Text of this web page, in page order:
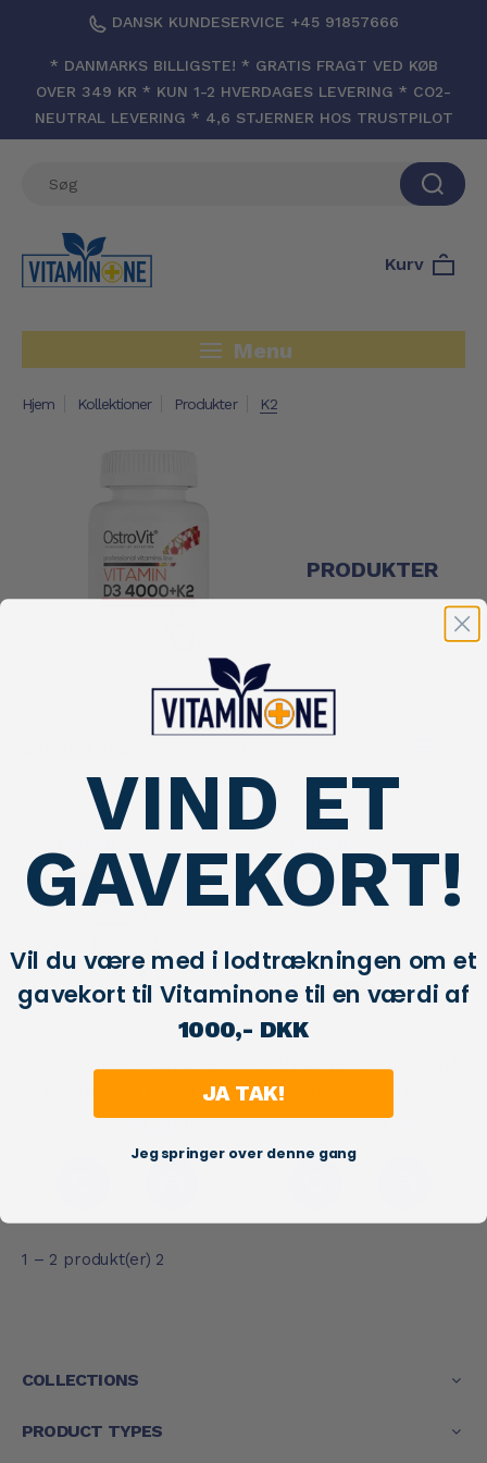
DANSK KUNDESERVICE +45 91857666
* DANMARKS BILLIGSTE! * GRATIS FRAGT VED KØB
OVER 349 KR * KUN 1-2 HVERDAGES LEVERING * CO2-
NEUTRAL LEVERING * 4,6 STJERNER HOS TRUSTPILOT
Kurv
Menu
Hjem Kollektioner Produkter K2
PRODUKTER
tilbud!
D-Vitamin D3 4000 IU,
100 mcg, + K2. 100
stk. t...
tilbud!
D-Vitamin D3 4000 IU,
Veganske, 100 mcg, +
K2. ...
1 – 2 produkt(er) 2
COLLECTIONS
PRODUCT TYPES
VIND ET
GAVEKORT!
Vil du være med i lodtrækningen om et
gavekort til Vitaminone til en værdi af
1000,- DKK
JA TAK!
Jeg springer over denne gang